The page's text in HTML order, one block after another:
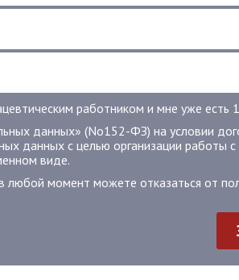
работником и мне уже есть
данных» (No152-ФЗ) на условии
данных с целью организации работы с
виде.
момент можете отказаться от